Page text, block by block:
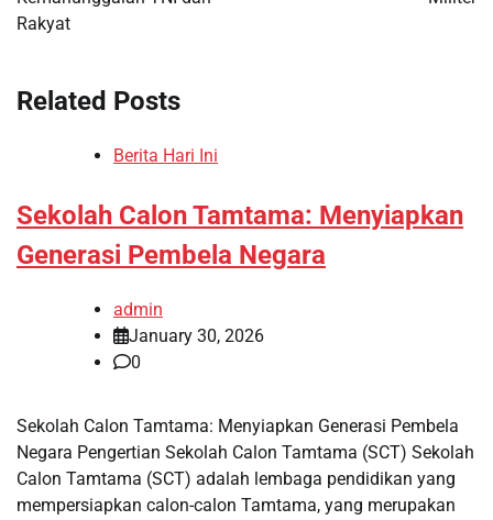
Rakyat
Related Posts
Berita Hari Ini
Sekolah Calon Tamtama: Menyiapkan
Generasi Pembela Negara
admin
January 30, 2026
0
Sekolah Calon Tamtama: Menyiapkan Generasi Pembela
Negara Pengertian Sekolah Calon Tamtama (SCT) Sekolah
Calon Tamtama (SCT) adalah lembaga pendidikan yang
mempersiapkan calon-calon Tamtama, yang merupakan